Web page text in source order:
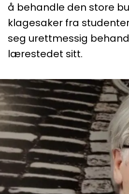
å behandle den store
klagesaker fra
seg urettmessig
lærestedet sitt.